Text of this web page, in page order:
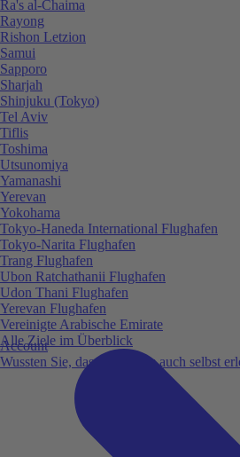
Account
Wussten Sie, dass Sie vieles auch selbst
Ra's al-Chaima
Rayong
Rishon Letzion
Samui
Sapporo
Sharjah
Shinjuku (Tokyo)
Tel Aviv
Tiflis
Toshima
Utsunomiya
Yamanashi
Yerevan
Yokohama
Tokyo-Haneda International Flughafen
Tokyo-Narita Flughafen
Trang Flughafen
Ubon Ratchathanii Flughafen
Udon Thani Flughafen
Yerevan Flughafen
Vereinigte Arabische Emirate
Alle Ziele im Überblick